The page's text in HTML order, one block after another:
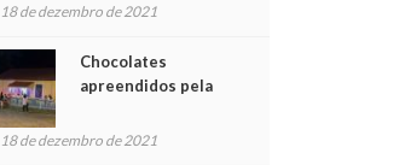
18 de dezembro de 2021
Chocolates
apreendidos pela
para crianças na
18 de dezembro de 2021